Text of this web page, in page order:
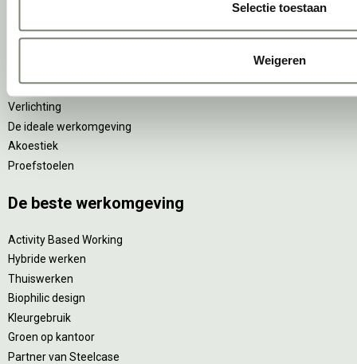
Selectie toestaan
Weigeren
Zitten & staan
NPR 1813
Verlichting
De ideale werkomgeving
Akoestiek
Proefstoelen
De beste werkomgeving
Activity Based Working
Hybride werken
Thuiswerken
Biophilic design
Kleurgebruik
Groen op kantoor
Partner van Steelcase